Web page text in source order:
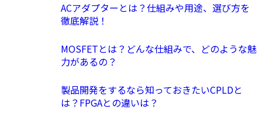
ACアダプターとは？仕組みや用途、選び方を
徹底解説！
MOSFETとは？どんな仕組みで、どのような魅
力があるの？
製品開発をするなら知っておきたいCPLDと
は？FPGAとの違いは？